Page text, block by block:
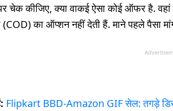
पर चेक कीजिए, क्या वाकई ऐसा कोई ऑफर है.
(COD) का ऑप्शन नहीं देती हैं. माने पहले पैसा
Flipkart BBD-Amazon GIF सेल: तगड़े